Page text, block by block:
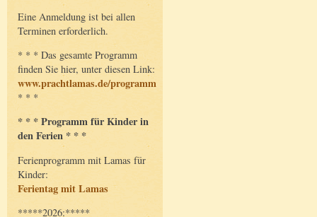
Eine Anmeldung ist bei allen
Terminen erforderlich.
* * * Das gesamte Programm
finden Sie hier, unter diesen Link:
www.prachtlamas.de/programm
* * *
* * * Programm für Kinder in
den Ferien * * *
Ferienprogramm mit Lamas für
Kinder:
Ferientag mit Lamas
*****2026:*****